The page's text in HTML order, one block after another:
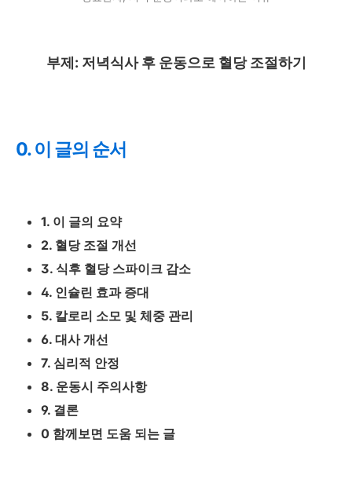
부제: 저녁식사 후 운동으로 혈당 조절하기
0. 이 글의 순서
1. 이 글의 요약
2. 혈당 조절 개선
3. 식후 혈당 스파이크 감소
4. 인슐린 효과 증대
5. 칼로리 소모 및 체중 관리
6. 대사 개선
7. 심리적 안정
8. 운동시 주의사항
9. 결론
0 함께보면 도움 되는 글